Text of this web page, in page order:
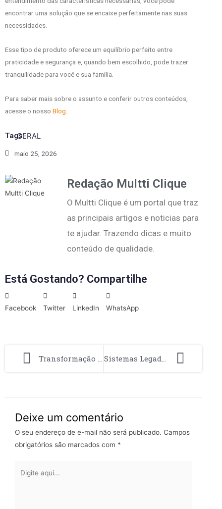
encontrar uma solução que se encaixe perfeitamente nas suas
necessidades.
Esse tipo de produto oferece um equilíbrio perfeito entre
praticidade e segurança e, quando bem escolhido, pode trazer
tranquilidade para você e sua família.
Para saber mais sobre o assunto e conferir outros conteúdos,
acesse o nosso Blog
Tags:GERAL
maio 25, 2026
Redação Multti Clique
O Multti Clique é um portal que traz
as principais artigos e noticias para
te ajudar. Trazendo dicas e muito
conteúdo de qualidade.
Está Gostando? Compartilhe
Facebook Twitter LinkedIn WhatsApp
Transformação através do vidro: como escolher a melhor vidraçaria Sistemas Legados vs. Nuvem: Tecnologia Obsoleta
Deixe um comentário
O seu endereço de e-mail não será publicado. Campos
obrigatórios são marcados com *